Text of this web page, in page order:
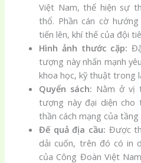
Việt Nam, thể hiện sự
thổ. Phần cán cờ
tiến lên, khí thế của đội
Hình ảnh thước cặp:
tượng này nhấn mạnh
khoa học, kỹ thuật trong
Quyển sách: Nằm ở vị
tượng này đại diện
thần cách mạng của tầng
Đế quả địa cầu: Được
dải cuốn, trên đó có in
của Công Đoàn Việt